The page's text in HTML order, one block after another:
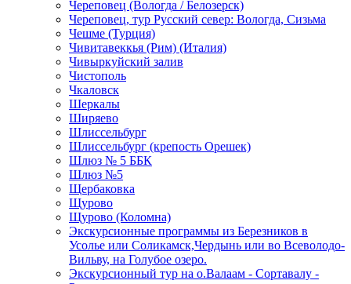
Череповец (Вологда / Белозерск)
Череповец, тур Русский север: Вологда, Сизьма
Чешме (Турция)
Чивитавеккья (Рим) (Италия)
Чивыркуйский залив
Чистополь
Чкаловск
Шеркалы
Ширяево
Шлиссельбург
Шлиссельбург (крепость Орешек)
Шлюз № 5 ББК
Шлюз №5
Щербаковка
Щурово
Щурово (Коломна)
Экскурсионные программы из Березников в
Усолье или Соликамск,Чердынь или во Всеволодо-
Вильву, на Голубое озеро.
Экскурсионный тур на о.Валаам - Сортавалу -